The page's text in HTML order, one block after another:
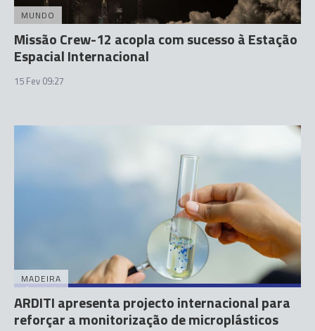
MUNDO
Missão Crew-12 acopla com sucesso à Estação
Espacial Internacional
15 Fev 09:27
MADEIRA
ARDITI apresenta projecto internacional para
reforçar a monitorização de microplásticos